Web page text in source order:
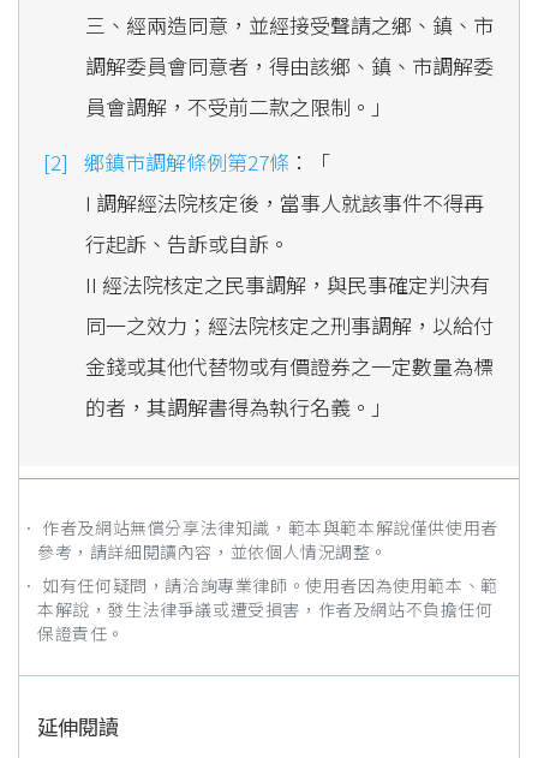
三、經兩造同意，並經接受聲請之鄉、鎮、市
調解委員會同意者，得由該鄉、鎮、市調解委
員會調解，不受前二款之限制。」
鄉鎮市調解條例第27條 ：「
I 調解經法院核定後，當事人就該事件不得再
行起訴、告訴或自訴。
II 經法院核定之民事調解，與民事確定判決有
同一之效力；經法院核定之刑事調解，以給付
金錢或其他代替物或有價證券之一定數量為標
的者，其調解書得為執行名義。」
． 作者及網站無償分享法律知識，範本與範本解說僅供使用者
參考，請詳細閱讀內容，並依個人情況調整。
． 如有任何疑問，請洽詢專業律師。使用者因為使用範本、範
本解說，發生法律爭議或遭受損害，作者及網站不負擔任何
保證責任。
延伸閱讀